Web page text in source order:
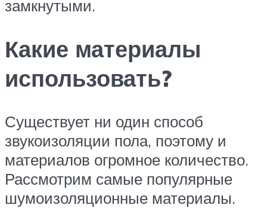
замкнутыми.
Какие материалы
использовать?
Существует ни один способ
звукоизоляции пола, поэтому и
материалов огромное количество.
Рассмотрим самые популярные
шумоизоляционные материалы.